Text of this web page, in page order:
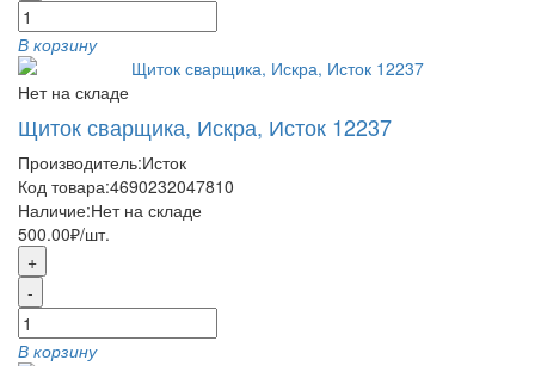
В корзину
Нет на складе
Щиток сварщика, Искра, Исток 12237
Производитель:Исток
Код товара:4690232047810
Наличие:Нет на складе
500.00₽/шт.
+
-
В корзину